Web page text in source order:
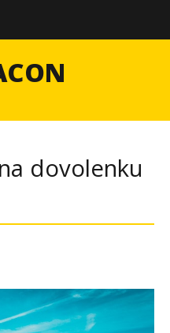
dovolenku